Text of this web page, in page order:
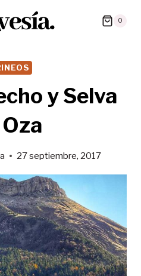
0
y Selva
27 septiembre, 2017